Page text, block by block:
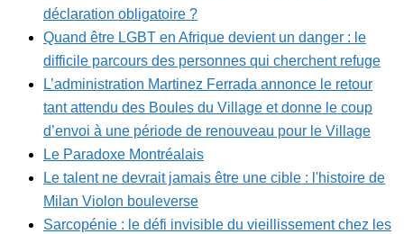
déclaration obligatoire ?
Quand être LGBT en Afrique devient un danger : le
difficile parcours des personnes qui cherchent refuge
L’administration Martinez Ferrada annonce le retour
tant attendu des Boules du Village et donne le coup
d’envoi à une période de renouveau pour le Village
Le Paradoxe Montréalais
Le talent ne devrait jamais être une cible : l'histoire de
Milan Violon bouleverse
Sarcopénie : le défi invisible du vieillissement chez les